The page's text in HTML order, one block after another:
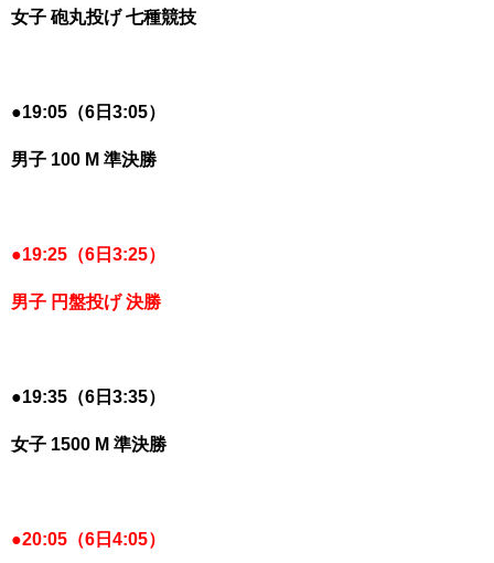
女子 砲丸投げ 七種競技
●19:05（6日3:05）
男子 100 M 準決勝
●19:25（6日3:25）
男子 円盤投げ 決勝
●19:35（6日3:35）
女子 1500 M 準決勝
●20:05（6日4:05）